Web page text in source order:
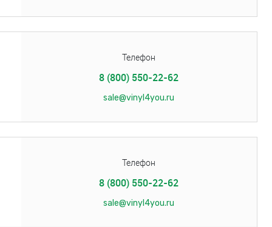
Телефон
8 (800) 550-22-62
sale@vinyl4you.ru
Телефон
8 (800) 550-22-62
sale@vinyl4you.ru